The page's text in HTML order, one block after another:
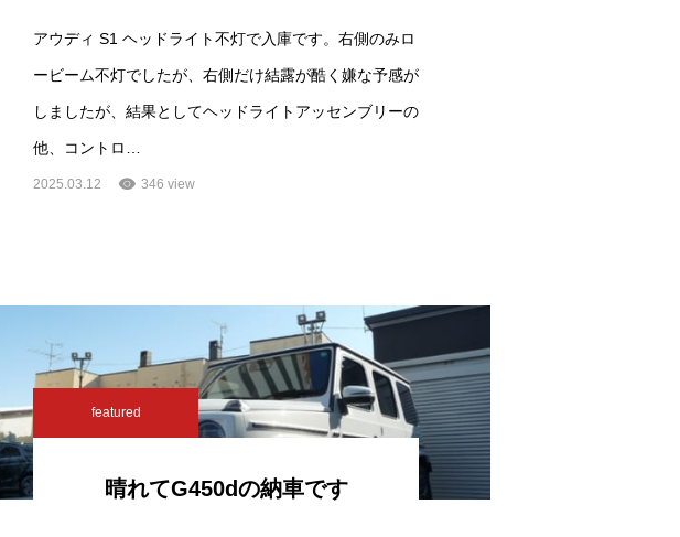
アウディ S1 ヘッドライト不灯で入庫です。右側のみロ
ービーム不灯でしたが、右側だけ結露が酷く嫌な予感が
しましたが、結果としてヘッドライトアッセンブリーの
他、コントロ…
2025.03.12 346 view
featured
晴れてG450dの納車です